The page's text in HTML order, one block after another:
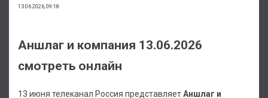
13.06.2026, 09:18
Аншлаг и компания 13.06.2026
смотреть онлайн
13 июня телеканал Россия представляетАншлаг и